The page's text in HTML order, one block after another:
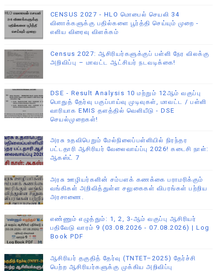
CENSUS 2027 - HLO மொபைல் செயலி 34
வினாக்களுக்கு பதில்களை பூர்த்தி செய்யும் முறை -
எளிய விரைவு விளக்கம்
Census 2027: ஆசிரியர்களுக்குப் பள்ளி நேர விலக்கு
அறிவிப்பு – மாவட்ட ஆட்சியர் நடவடிக்கை!
DSE - Result Analysis 10 மற்றும் 12ஆம் வகுப்பு
பொதுத் தேர்வு பகுப்பாய்வு முடிவுகள், மாவட்ட / பள்ளி
வாரியாக EMIS தளத்தில் வெளியீடு - DSE
செயல்முறைகள்!
அரசு உதவிபெறும் மேல்நிலைப்பள்ளியில் நிரந்தர
பட்டதாரி ஆசிரியர் வேலைவாய்ப்பு 2026! கடைசி நாள்:
ஆகஸ்ட் 7
அரசு ஊழியர்களின் சம்பளக் கணக்கை பராமரிக்கும்
வங்கிகள் அறிவித்துள்ள சலுகைகள் விபரங்கள் பற்றிய
அரசாணை.
எண்ணும் எழுத்தும்: 1, 2, 3-ஆம் வகுப்பு ஆசிரியர்
பதிவேடு வாரம் 9 (03.08.2026 - 07.08.2026) | Log
Book PDF
ஆசிரியர் தகுதித் தேர்வு (TNTET–2025) தேர்ச்சி
பெற்ற ஆசிரியர்களுக்கு முக்கிய அறிவிப்பு